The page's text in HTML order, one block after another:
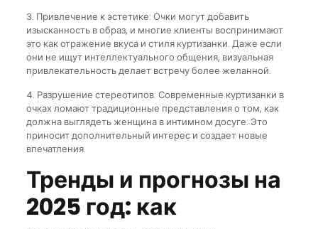
3. Привлечение к эстетике: Очки могут добавить
изысканность в образ, и многие клиенты воспринимают
это как отражение вкуса и стиля куртизанки. Даже если
они не ищут интеллектуального общения, визуальная
привлекательность делает встречу более желанной.
4. Разрушение стереотипов: Современные куртизанки в
очках ломают традиционные представления о том, как
должна выглядеть женщина в интимном досуге. Это
приносит дополнительный интерес и создает новые
впечатления.
Тренды и прогнозы на
2025 год: как